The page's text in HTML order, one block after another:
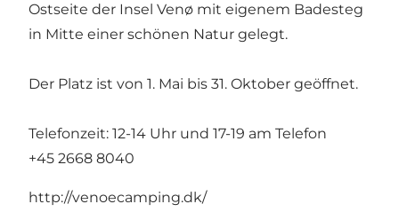
Ostseite der Insel Venø mit eigenem Badesteg
in Mitte einer schönen Natur gelegt.
Der Platz ist von 1. Mai bis 31. Oktober geöffnet.
Telefonzeit: 12-14 Uhr und 17-19 am Telefon
+45 2668 8040
http://venoecamping.dk/